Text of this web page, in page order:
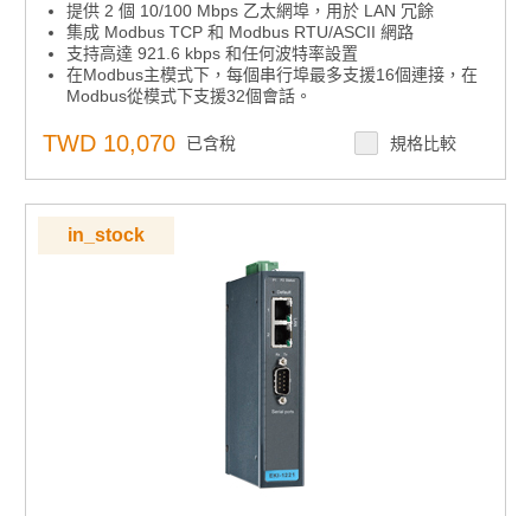
提供 2 個 10/100 Mbps 乙太網埠，用於 LAN 冗餘
集成 Modbus TCP 和 Modbus RTU/ASCII 網路
支持高達 921.6 kbps 和任何波特率設置
在Modbus主模式下，每個串行埠最多支援16個連接，在
Modbus從模式下支援32個會話。
安裝在 DIN 導軌和壁掛支架上
支援線對線 2 KV 和線對地 4 KV 直流電源埠的電湧保護;
用於 4 KV 的信號埠。
內置 15 KV ESD 保護，適用於所有串行信號
自動 RS-485 數據流控制
TWD 10,070 已含稅 規格比較
in_stock